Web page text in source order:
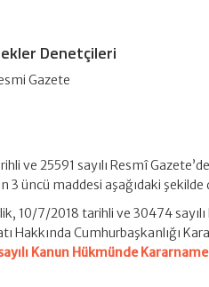
Denetçileri
Gazete
ve 25591 sayılı Resmî
3 üncü maddesi aşağıdaki
10/7/2018 tarihli ve 30474 sayılı
Hakkında Cumhurbaşkanlığı
Kanun Hükmünde